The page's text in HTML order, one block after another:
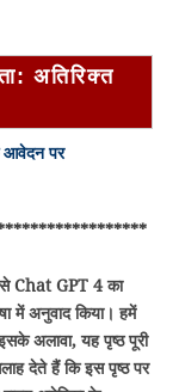
अतिरिक्त
आवेदन पर
से Chat GPT 4 का
में अनुवाद किया। हमें
अलावा, यह पृष्ठ पूरी
देते हैं कि इस पृष्ठ पर